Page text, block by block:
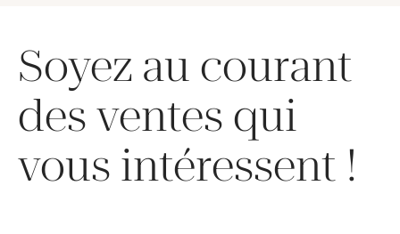
Soyez au courant
des ventes qui
vous intéressent !